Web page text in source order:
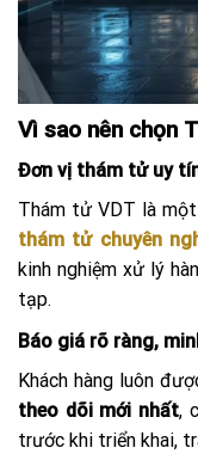
Vì sao nên chọn
Đơn vị thám tử uy
Thám tử VDT là
thám tử chuyên
kinh nghiệm xử lý
tạp.
Báo giá rõ ràng,
Khách hàng luôn
theo dõi mới nhất,
trước khi triển khai,